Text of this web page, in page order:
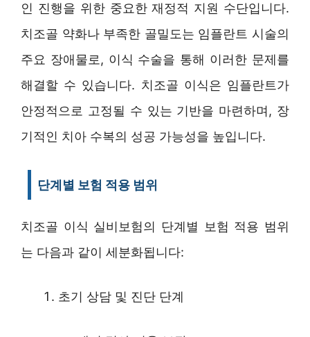
인 진행을 위한 중요한 재정적 지원 수단입니다.
치조골 약화나 부족한 골밀도는 임플란트 시술의
주요 장애물로, 이식 수술을 통해 이러한 문제를
해결할 수 있습니다. 치조골 이식은 임플란트가
안정적으로 고정될 수 있는 기반을 마련하며, 장
기적인 치아 수복의 성공 가능성을 높입니다.
단계별 보험 적용 범위
치조골 이식 실비보험의 단계별 보험 적용 범위
는 다음과 같이 세분화됩니다:
초기 상담 및 진단 단계